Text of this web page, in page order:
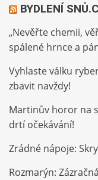
BYDLENÍ
„Nevěřte chemii,
spálené hrnce a
Vyhlaste válku
zbavit navždy!
Martinův horor na
drtí očekávání!
Zrádné nápoje:
Rozmarýn: